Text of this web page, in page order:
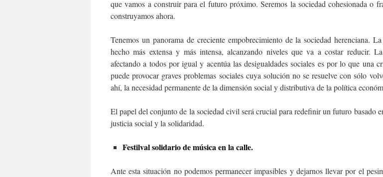
que vamos a construir para el futuro próximo. Seremos la sociedad cohesionada o
construyamos ahora.
Tenemos un panorama de creciente empobrecimiento de la sociedad herenciana.
hecho más extensa y más intensa, alcanzando niveles que va a costar reducir.
afectando a todos por igual y acentúa las desigualdades sociales es por lo que una
puede provocar graves problemas sociales cuya solución no se resuelve con sólo
ahí, la necesidad permanente de la dimensión social y distributiva de la política
El papel del conjunto de la sociedad civil será crucial para redefinir un futuro basado
justicia social y la solidaridad.
Festilval solidario de música en la calle.
Ante esta situación no podemos permanecer impasibles y dejarnos llevar por el